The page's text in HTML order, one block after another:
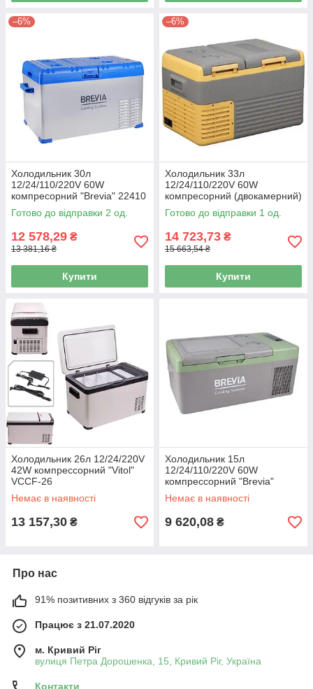
–6%
Холодильник 30л
12/24/110/220V 60W
компресорний "Brevia" 22410
Готово до відправки 2 од.
12 578,29 ₴
13 381,16 ₴
Купити
–6%
Холодильник 33л
12/24/110/220V 60W
компресорний (двокамерний)
"Brevia" 22550
Готово до відправки 1 од.
14 723,73 ₴
15 663,54 ₴
Купити
Холодильник 26л 12/24/220V
42W компрессорний "Vitol"
VCCF-26
Немає в наявності
13 157,30 ₴
Холодильник 15л
12/24/110/220V 60W
компрессорний "Brevia"
22110
Немає в наявності
9 620,08 ₴
Про нас
91% позитивних з 360 відгуків за рік
Працює з 21.07.2020
м. Кривий Ріг
вулиця Петра Дорошенка, 15, Кривий Ріг, Україна
Контакти